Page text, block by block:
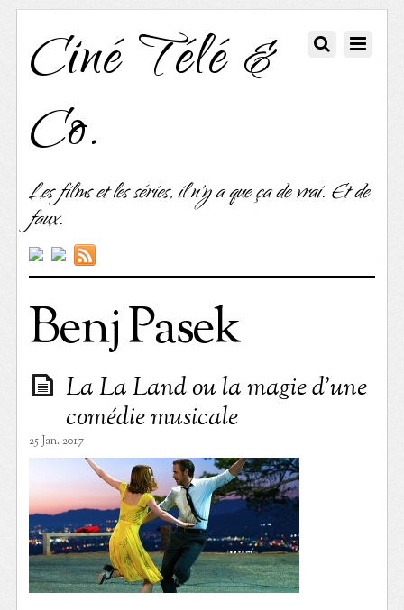
Ciné Télé &
Co.
Les films et les séries, il n'y a que ça de vrai. Et de
faux.
Benj Pasek
La La Land ou la magie d’une
comédie musicale
25 Jan. 2017